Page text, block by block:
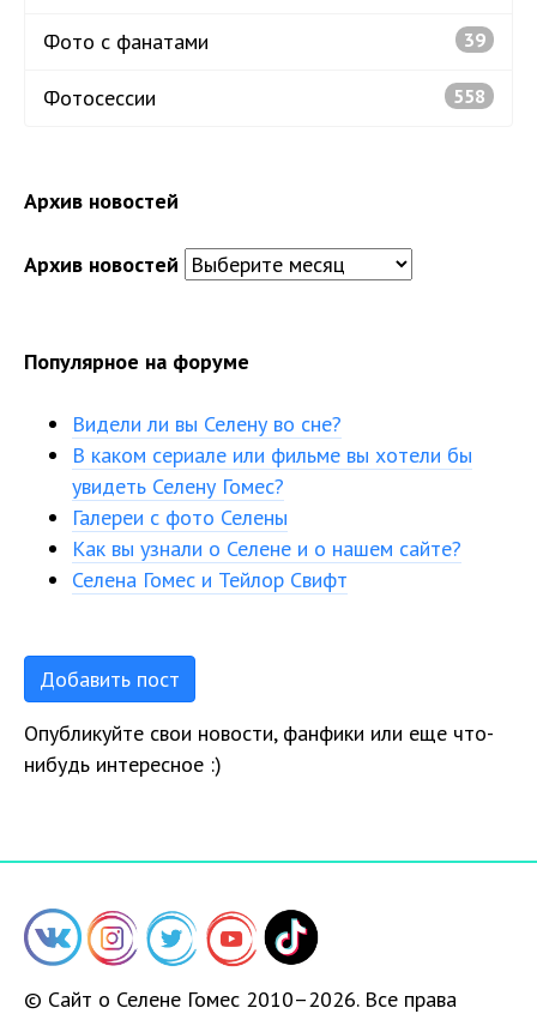
Фото с фанатами 39
Фотосессии 558
Архив новостей
Архив новостей
Популярное на форуме
Видели ли вы Селену во сне?
В каком сериале или фильме вы хотели бы
увидеть Селену Гомес?
Галереи с фото Селены
Как вы узнали о Селене и о нашем сайте?
Селена Гомес и Тейлор Свифт
Добавить пост
Опубликуйте свои новости, фанфики или еще что-
нибудь интересное :)
© Сайт о Селене Гомес 2010–2026. Все права